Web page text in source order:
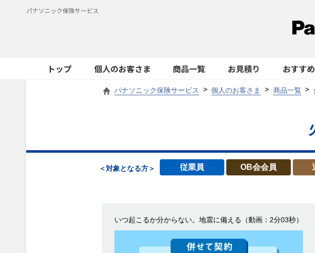
パナソニック保険サービス
トップ 個人のお客さま 商品一覧 お見積り おすす
パナソニック保険サービス 個人のお客さま 商品一覧
＜対象となる方＞ 従業員 OB会会員
いつ起こるか分からない。地震に備える （動画：2分03秒）